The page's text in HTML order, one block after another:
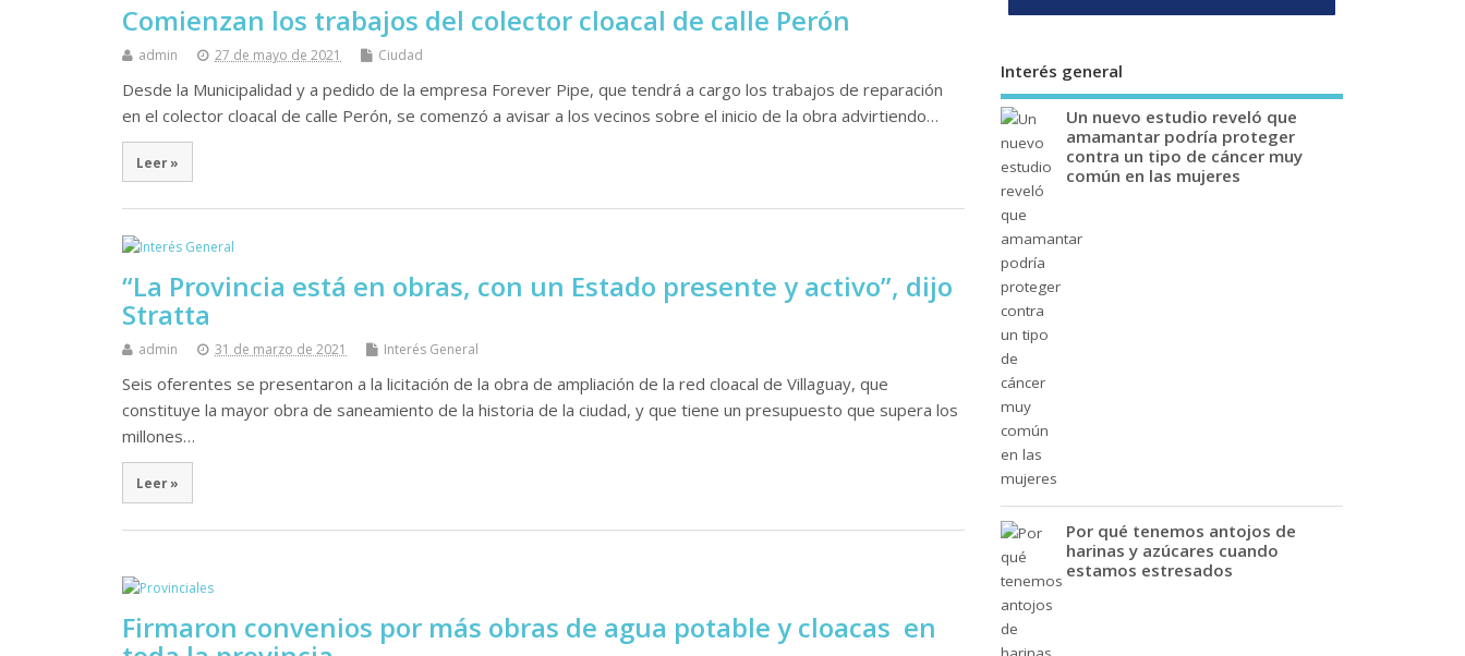
Comienzan los trabajos del colector cloacal de calle Perón
admin 27 de mayo de 2021 Ciudad
Desde la Municipalidad y a pedido de la empresa Forever Pipe, que tendrá a cargo los trabajos de reparación
en el colector cloacal de calle Perón, se comenzó a avisar a los vecinos sobre el inicio de la obra advirtiendo…
Leer »
“La Provincia está en obras, con un Estado presente y activo”, dijo
Stratta
admin 31 de marzo de 2021 Interés General
Seis oferentes se presentaron a la licitación de la obra de ampliación de la red cloacal de Villaguay, que
constituye la mayor obra de saneamiento de la historia de la ciudad, y que tiene un presupuesto que supera los
millones…
Leer »
Firmaron convenios por más obras de agua potable y cloacas en
Interés general
Un nuevo estudio reveló que
amamantar podría proteger
contra un tipo de cáncer muy
común en las mujeres
Por qué tenemos antojos de
harinas y azúcares cuando
estamos estresados